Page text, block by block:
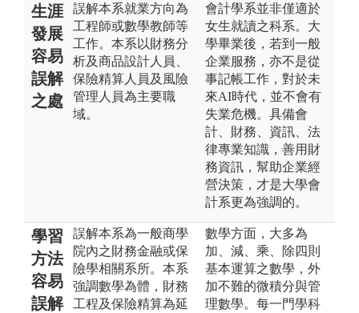
生涯
發展
容易
誤解
之處
誤解本系就業方向為
工程師或數學教師等
工作。本系以財務分
析及商品設計人員、
保險精算人員及風險
管理人員為主要職
域。
會計學系並非僅適於
女生就讀之科系。大
學畢業後，若到一般
企業服務，亦不是從
事記帳工作，對於未
來AI時代，並不會有
失業危機。具備會
計、財務、資訊、法
律專業知識，善用財
務資訊，幫助企業經
營決策，才是大學會
計系更為強調的。
學習
方法
容易
誤解
誤解本系為一般商學
院內之財務金融或保
險學相關系所。本系
強調數學為體，財務
工程及保險精算為延
數學方面，大多為
加、減、乘、除四則
基本運算之數學，外
加不難的微積分與管
理數學。每一門學科